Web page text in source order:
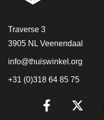
Contact
Traverse 3
3905 NL Veenendaal
info@thuiswinkel.org
+31 (0)318 64 85 75
Volg je ons al?